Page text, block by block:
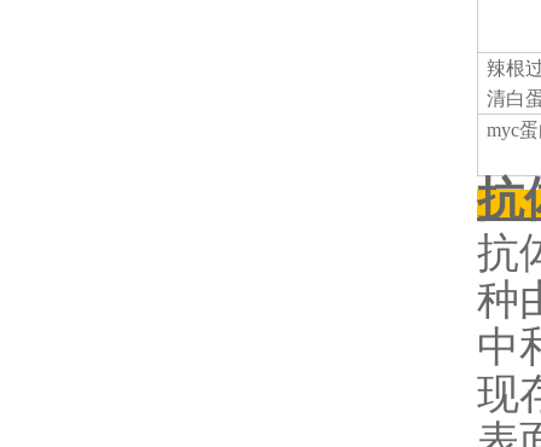
辣根
清白
myc
抗
抗
种
中
现